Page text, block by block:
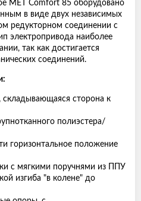
MET Comfort 85 оборудовано
в виде двух независимых
редукторном соединении с
электропривода наиболее
так как достигается
соединений.
складывающаяся сторона к
полиэстера/
горизонтальное положение
с мягкими поручнями из ППУ
изгиба "в колене" до